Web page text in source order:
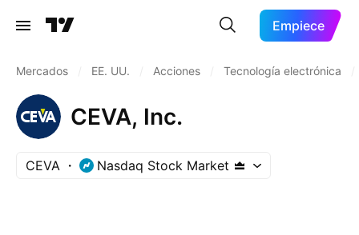
Empiece
Mercados EE. UU. Acciones Tecnología electrónica
CEVA, Inc.
CEVA Nasdaq Stock Market